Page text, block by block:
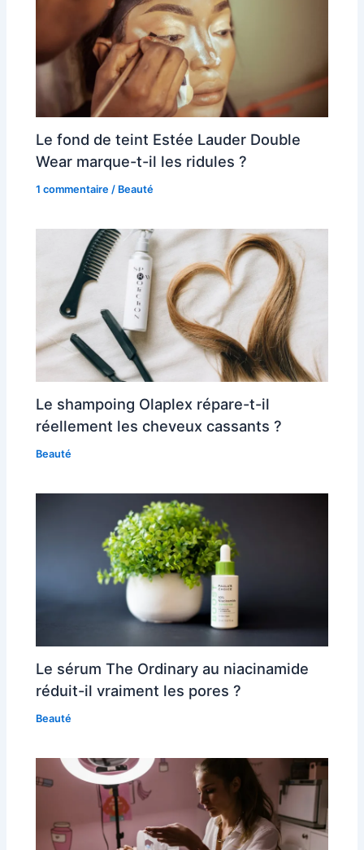
Le fond de teint Estée Lauder Double
Wear marque-t-il les ridules ?
1 commentaire / Beauté
Le shampoing Olaplex répare-t-il
réellement les cheveux cassants ?
Beauté
Le sérum The Ordinary au niacinamide
réduit-il vraiment les pores ?
Beauté